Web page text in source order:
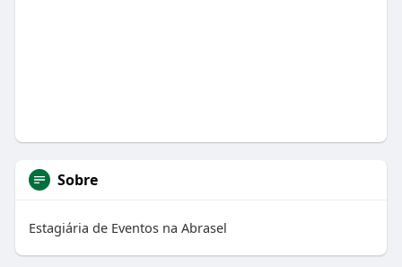
Sobre
Estagiária de Eventos na Abrasel